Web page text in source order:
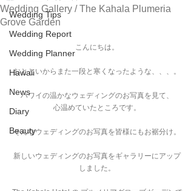
Wedding Tips
Wedding Report
Wedding Planner
Hawaii
News
Diary
Beauty
Wedding Gallery / The Kahala Plumeria
Grove Garden
こんにちは。
おとといからまた一段と寒くなったような、、、。
ハワイの温かなウェディングのお写真を見て、
心温めていたところです。
そんなウェディングのお写真を皆様にもお裾分け。
新しいウェディングのお写真をギャラリーにアップ
しました。